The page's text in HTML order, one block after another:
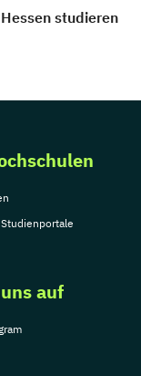
studieren
auf